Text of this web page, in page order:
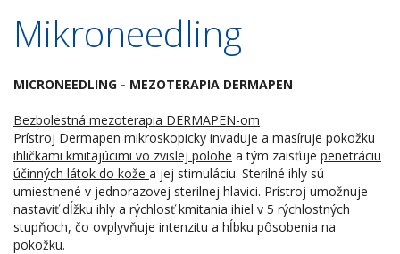
Mikroneedling
MICRONEEDLING - MEZOTERAPIA DERMAPEN
Bezbolestná mezoterapia DERMAPEN-om
Prístroj Dermapen mikroskopicky invaduje a masíruje pokožku
ihličkami kmitajúcimi vo zvislej polohe a tým zaisťuje penetráciu
účinných látok do kože a jej stimuláciu. Sterilné ihly sú
umiestnené v jednorazovej sterilnej hlavici. Prístroj umožnuje
nastaviť dĺžku ihly a rýchlosť kmitania ihiel v 5 rýchlostných
stupňoch, čo ovplyvňuje intenzitu a hĺbku pôsobenia na
pokožku.